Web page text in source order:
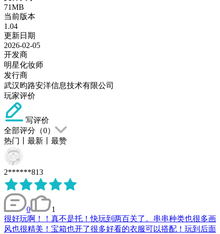
71MB
当前版本
1.04
更新日期
2026-02-05
开发商
明星化妆师
发行商
武汉昀路安洋信息技术有限公司
玩家评价
写评价
全部评分（0）
热门
最新 最赞
2******813
0
1
很好玩啊！！真不是托！快玩到两百关了。串串种类也很多画
风也很精美！宝箱也开了很多好看的衣服可以搭配！玩到后面